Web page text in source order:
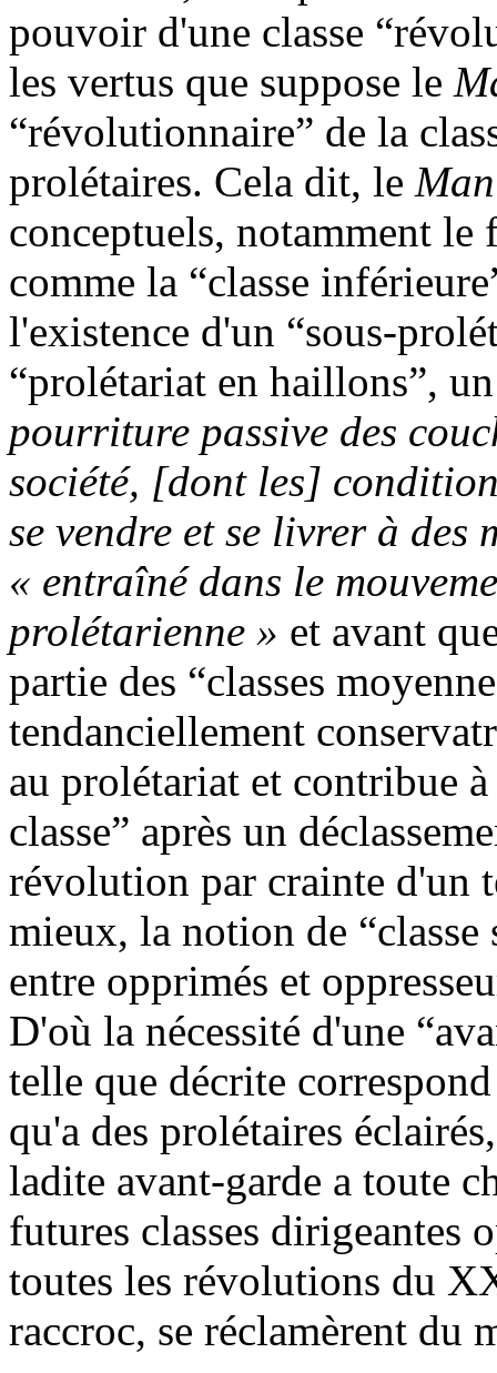
pouvoir d'une classe
les vertus que suppose le
“révolutionnaire” de la
prolétaires. Cela dit, le
conceptuels, notamment le
comme la “classe
l'existence d'un “sous-
“prolétariat en haillons”,
pourriture passive des
société, [dont les]
se vendre et se livrer à des
« entraîné dans le
prolétarienne » et avant
partie des “classes
tendanciellement
au prolétariat et contribue à
classe” après un
révolution par crainte d'un
mieux, la notion de
entre opprimés et
D'où la nécessité d'une
telle que décrite
qu'a des prolétaires
ladite avant-garde a toute
futures classes dirigeantes
toutes les révolutions du
raccroc, se réclamèrent du